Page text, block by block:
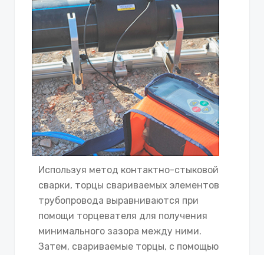
Используя метод контактно-стыковой
сварки, торцы свариваемых элементов
трубопровода выравниваются при
помощи торцевателя для получения
минимального зазора между ними.
Затем, свариваемые торцы, с помощью